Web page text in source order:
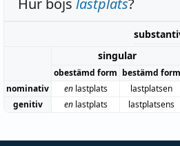
singular
obestämd form bestämd form
nominativ
enlastplats lastplatsen
genitiv
enlastplats lastplatsens